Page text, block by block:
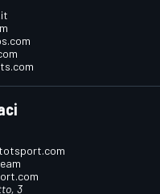
3